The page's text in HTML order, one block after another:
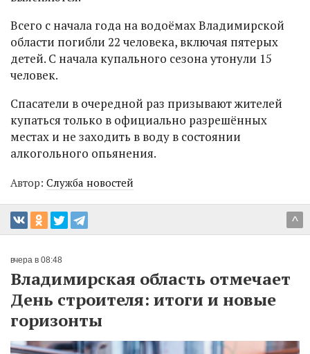
Всего с начала года на водоёмах Владимирской
области погибли 22 человека, включая пятерых
детей. С начала купального сезона утонули 15
человек.
Спасатели в очередной раз призывают жителей
купаться только в официально разрешённых
местах и не заходить в воду в состоянии
алкогольного опьянения.
Автор: Служба новостей
^
вчера в 08:48
Владимирская область отмечает
День строителя: итоги и новые
горизонты